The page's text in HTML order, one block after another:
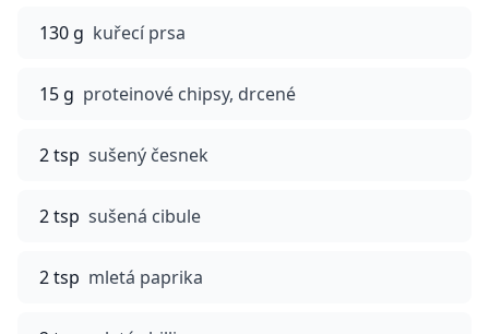
130 g kuřecí prsa
15 g proteinové chipsy, drcené
2 tsp sušený česnek
2 tsp sušená cibule
2 tsp mletá paprika